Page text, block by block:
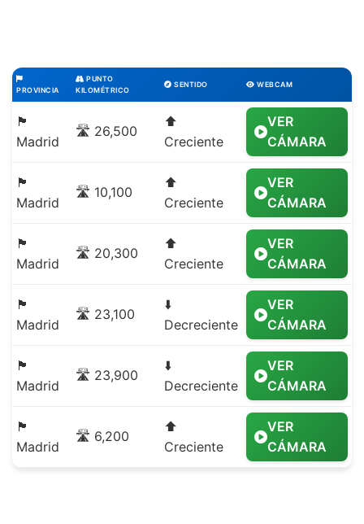
PROVINCIA
PUNTO
KILOMÉTRICO
SENTIDO WEBCAM
🏴
Madrid
🛣️ 26,500
⬆️
Creciente
VER
CÁMARA
🏴
Madrid
🛣️ 10,100
⬆️
Creciente
VER
CÁMARA
🏴
Madrid
🛣️ 20,300
⬆️
Creciente
VER
CÁMARA
🏴
Madrid
🛣️ 23,100
⬇️
Decreciente
VER
CÁMARA
🏴
Madrid
🛣️ 23,900
⬇️
Decreciente
VER
CÁMARA
🏴
Madrid
🛣️ 6,200
⬆️
Creciente
VER
CÁMARA